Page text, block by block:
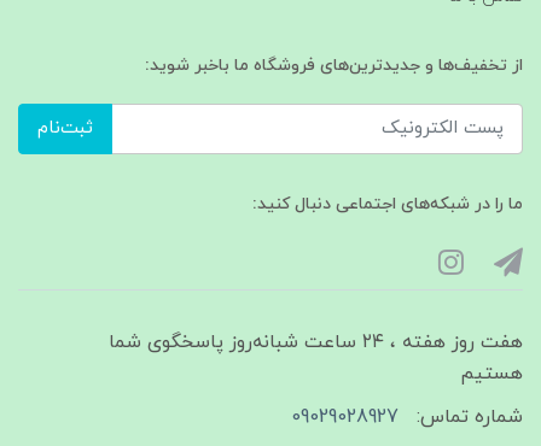
از تخفیف‌ها و جدیدترین‌های فروشگاه ما باخبر شوید:
ثبت‌نام
ما را در شبکه‌های اجتماعی دنبال کنید:
هفت روز هفته ، ۲۴ ساعت شبانه‌روز پاسخگوی شما
هستیم
شماره تماس:
09029028927